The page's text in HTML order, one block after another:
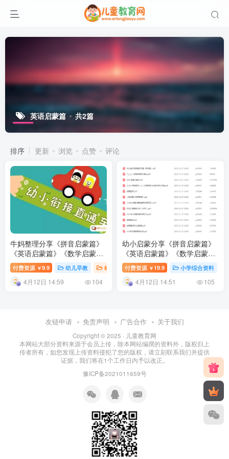
英语启蒙篇 共2篇
排序 更新 浏览 点赞 评论
牛妈整理分享《拼音启蒙篇》
《英语启蒙篇》《数学启蒙
篇》三合一资料包百度网盘下
载付费资源 ￥9.9 幼儿早教 幼升小学习 数学启蒙早教 幼儿教育
4月12日 14:59 104
幼小启蒙分享《拼音启蒙篇》
《英语启蒙篇》《数学启蒙
篇》三合一资料包百度网盘下
载付费资源 ￥ 19.9 小学综合资料
4月12日 14:51 105
友链申请 免责声明 广告合作 关于我们
Copyright © 2025 · 儿童教育网
本网站大部分资料来源于会员上传，除本网站编撰的资料外，版权归上
传者所有，如您发现上传资料侵犯了您的版权，请立刻联系我们并提供
证据，我们将在1个工作日内予以改正。
豫ICP备2021011659号